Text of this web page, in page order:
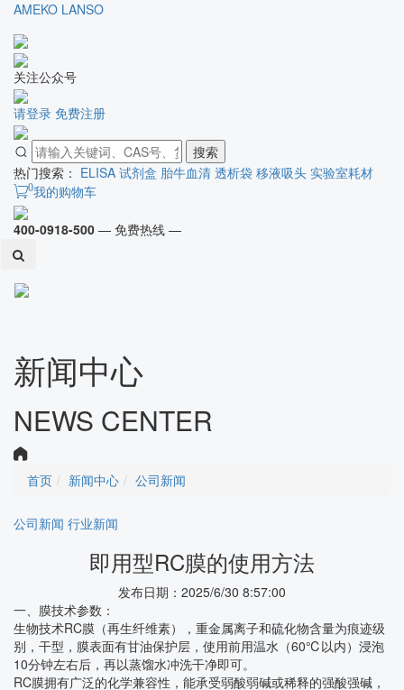
AMEKO LANSO
关注公众号
请登录 免费注册
搜索
热门搜索： ELISA 试剂盒 胎牛血清 透析袋 移液吸头 实验室耗材
0我的购物车
400-0918-500 — 免费热线 —
新闻中心
NEWS CENTER
首页 新闻中心 公司新闻
公司新闻 行业新闻
即用型RC膜的使用方法
发布日期：2025/6/30 8:57:00
一、膜技术参数：
生物技术RC膜（再生纤维素），重金属离子和硫化物含量为痕迹级
别，干型，膜表面有甘油保护层，使用前用温水（60℃以内）浸泡
10分钟左右后，再以蒸馏水冲洗干净即可。
RC膜拥有广泛的化学兼容性，能承受弱酸弱碱或稀释的强酸强碱，